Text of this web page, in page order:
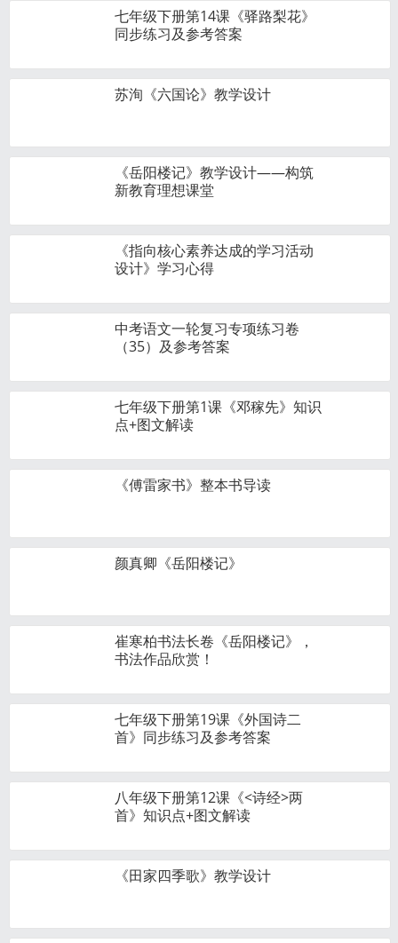
七年级下册第14课《驿路梨花》
同步练习及参考答案
苏洵《六国论》教学设计
《岳阳楼记》教学设计——构筑
新教育理想课堂
《指向核心素养达成的学习活动
设计》学习心得
中考语文一轮复习专项练习卷
（35）及参考答案
七年级下册第1课《邓稼先》知识
点+图文解读
《傅雷家书》整本书导读
颜真卿《岳阳楼记》
崔寒柏书法长卷《岳阳楼记》，
书法作品欣赏！
七年级下册第19课《外国诗二
首》同步练习及参考答案
八年级下册第12课《<诗经>两
首》知识点+图文解读
《田家四季歌》教学设计